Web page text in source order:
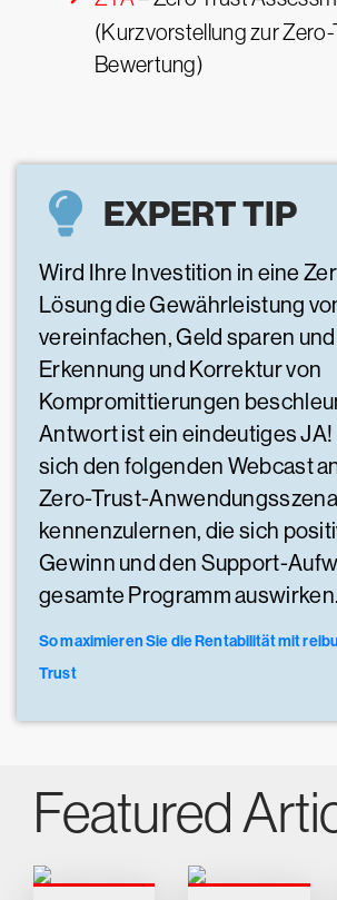
(Kurzvorstellung zur
Bewertung)
EXPERT TIP
Wird Ihre Investition in eine
Lösung die Gewährleistung
vereinfachen, Geld sparen
Erkennung und Korrektur von
Kompromittierungen
Antwort ist ein eindeutiges
sich den folgenden Webcast
Zero-Trust-
kennenzulernen, die sich
Gewinn und den Support-
gesamte Programm auswirken.
So maximieren Sie die Rentabilität mit
Trust
Featured